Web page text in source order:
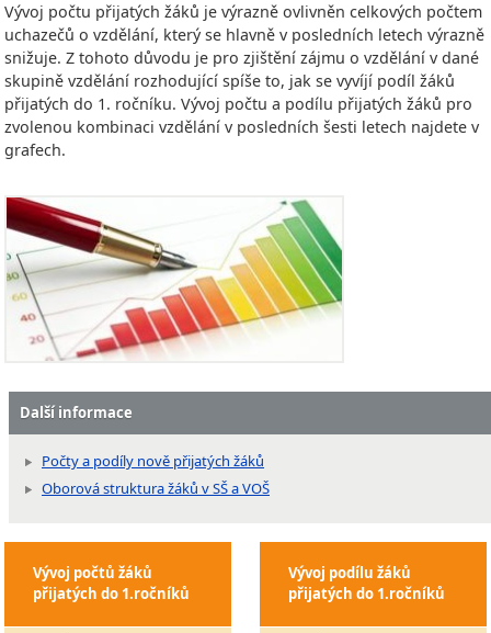
Vývoj počtu přijatých žáků je výrazně ovlivněn celkových počtem
uchazečů o vzdělání, který se hlavně v posledních letech výrazně
snižuje. Z tohoto důvodu je pro zjištění zájmu o vzdělání v dané
skupině vzdělání rozhodující spíše to, jak se vyvíjí podíl žáků
přijatých do 1. ročníku. Vývoj počtu a podílu přijatých žáků pro
zvolenou kombinaci vzdělání v posledních šesti letech najdete v
grafech.
Další informace
Počty a podíly nově přijatých žáků
Oborová struktura žáků v SŠ a VOŠ
Vývoj počtů žáků
přijatých do 1.ročníků
Vývoj podílu žáků
přijatých do 1.ročníků